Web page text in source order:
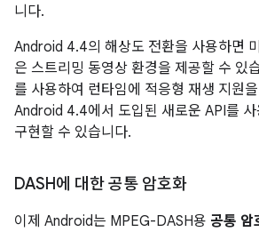
니다.
Android 4.4의 해상도 전환을 사용하면
은 스트리밍 동영상 환경을 제공할 수 있
를 사용하여 런타임에 적응형 재생 지원
Android 4.4에서 도입된 새로운 API를
구현할 수 있습니다.
DASH에 대한 공통 암호화
이제 Android는 MPEG-DASH용 공통 암